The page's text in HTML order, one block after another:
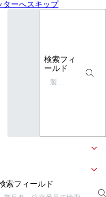
ターへスキップ
検索フィ
ールド
索フィールド